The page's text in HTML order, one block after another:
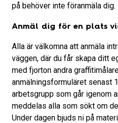
på behöver inte föranmäla dig.
Anmäl dig för en plats
Alla är välkomna att anmäla
väggen, där du får skapa ditt
med fjorton andra
anmälningsformuläret senast
arbetsgrupp som går igenom
meddelas alla som sökt om
Under dagen bjuds ni på